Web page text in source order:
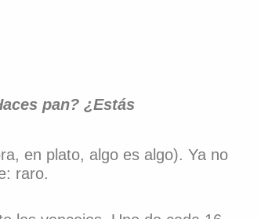
pan? ¿Estás
en plato, algo es algo). Ya no
raro.